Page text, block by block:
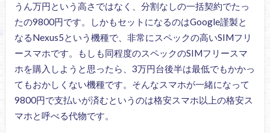
うん万円という高さではなく、分割なしの一括契約でたっ
たの9800円です。しかもセットになるのはGoogle謹製と
なるNexus5という機種で、非常にスペックの高いSIMフリ
ースマホです。もしも同程度のスペックのSIMフリースマ
ホを購入しようと思ったら、3万円台後半は最低でもかかっ
てもおかしくない機種です。そんなスマホが一緒になって
9800円で支払いが済むというのは格安スマホ以上の格安ス
マホと呼べる代物です。